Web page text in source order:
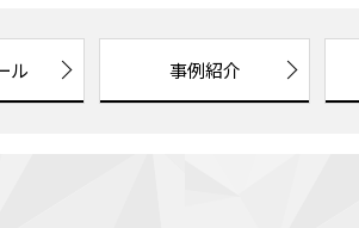
ル 事例紹介